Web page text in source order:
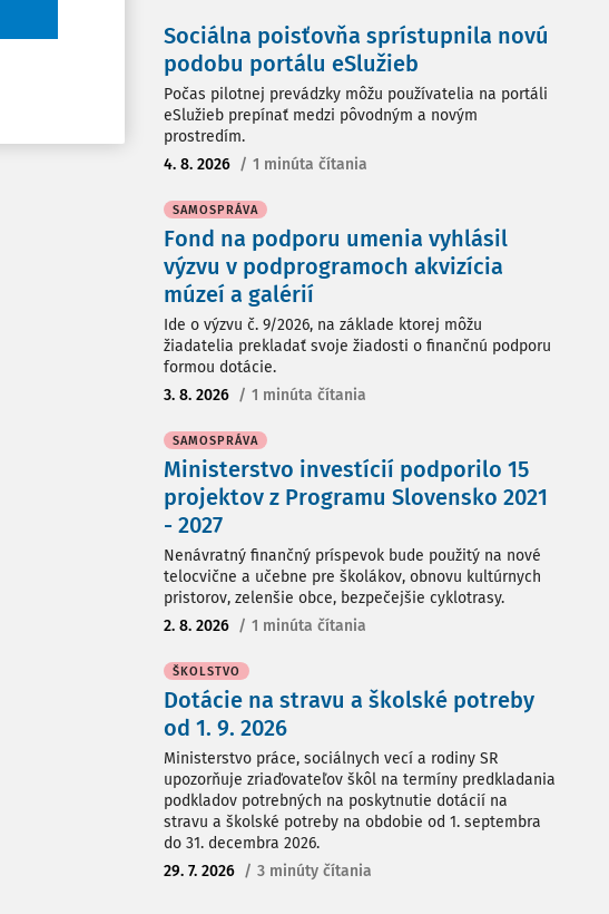
Sociálna poisťovňa sprístupnila novú
podobu portálu eSlužieb
Počas pilotnej prevádzky môžu používatelia na portáli
eSlužieb prepínať medzi pôvodným a novým
prostredím.
4. 8. 2026 / 1 minúta čítania
SAMOSPRÁVA
Fond na podporu umenia vyhlásil
výzvu v podprogramoch akvizícia
múzeí a galérií
Ide o výzvu č. 9/2026, na základe ktorej môžu
žiadatelia prekladať svoje žiadosti o finančnú podporu
formou dotácie.
3. 8. 2026 / 1 minúta čítania
SAMOSPRÁVA
Ministerstvo investícií podporilo 15
projektov z Programu Slovensko 2021
- 2027
Nenávratný finančný príspevok bude použitý na nové
telocvične a učebne pre školákov, obnovu kultúrnych
pristorov, zelenšie obce, bezpečejšie cyklotrasy.
2. 8. 2026 / 1 minúta čítania
ŠKOLSTVO
Dotácie na stravu a školské potreby
od 1. 9. 2026
Ministerstvo práce, sociálnych vecí a rodiny SR
upozorňuje zriaďovateľov škôl na termíny predkladania
podkladov potrebných na poskytnutie dotácií na
stravu a školské potreby na obdobie od 1. septembra
do 31. decembra 2026.
29. 7. 2026 / 3 minúty čítania